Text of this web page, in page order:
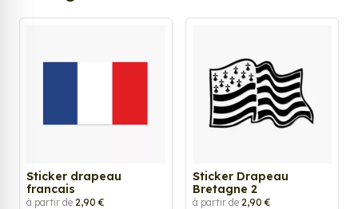
Sticker drapeau
francais
à partir de 2,90 €
Sticker Drapeau
Bretagne 2
à partir de 2,90 €